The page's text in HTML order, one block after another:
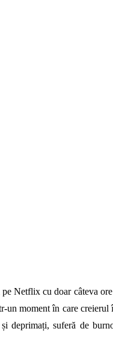
Netflix cu doar câteva
moment în care creierul
deprimați, suferă de